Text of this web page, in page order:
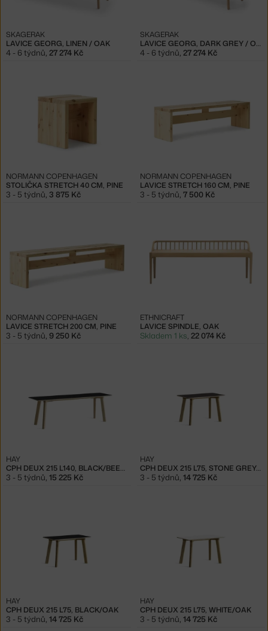
LAVICE GEORG, LINEN / OAK
SKAGERAK
4 - 6 týdnů 27 274 Kč
LAVICE GEORG, DARK GREY / OAK
SKAGERAK
4 - 6 týdnů 27 274 Kč
STOLIČKA STRETCH 40 CM, PINE
NORMANN COPENHAGEN
3 - 5 týdnů 3 875 Kč
LAVICE STRETCH 160 CM, PINE
NORMANN COPENHAGEN
3 - 5 týdnů 7 500 Kč
LAVICE STRETCH 200 CM, PINE
NORMANN COPENHAGEN
3 - 5 týdnů, 9 250 Kč
LAVICE SPINDLE, OAK
ETHNICRAFT
Skladem 1 ks, 22 074 Kč
CPH DEUX 215 L140, BLACK/BEECH
HAY
3 - 5 týdnů, 15 225 Kč
CPH DEUX 215 L75, STONE GREY/OAK
HAY
3 - 5 týdnů, 14 725 Kč
CPH DEUX 215 L75, BLACK/OAK
HAY
3 - 5 týdnů, 14 725 Kč
CPH DEUX 215 L75, WHITE/OAK
HAY
3 - 5 týdnů, 14 725 Kč